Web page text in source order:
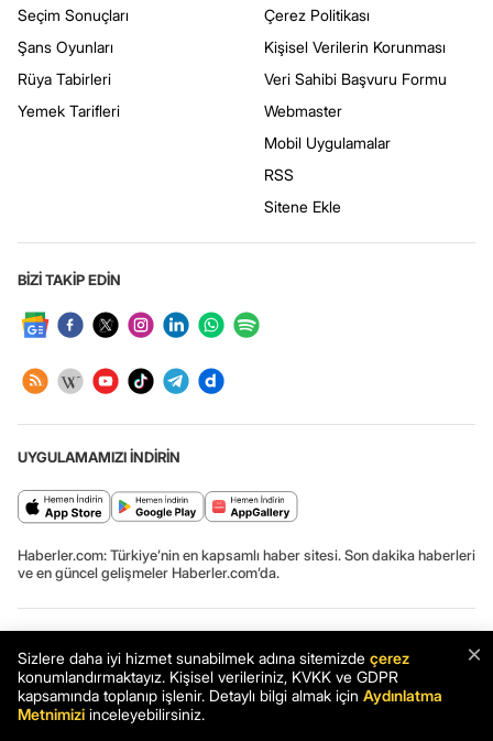
Seçim Sonuçları
Şans Oyunları
Rüya Tabirleri
Yemek Tarifleri
Çerez Politikası
Kişisel Verilerin Korunması
Veri Sahibi Başvuru Formu
Webmaster
Mobil Uygulamalar
RSS
Sitene Ekle
BİZİ TAKİP EDİN
UYGULAMAMIZI İNDİRİN
Haberler.com: Türkiye’nin en kapsamlı haber sitesi. Son dakika haberleri
ve en güncel gelişmeler Haberler.com’da.
Haber: Dijital Benim İşim Sosyal Medya Kampanya Yarışması'nda
final için geri sayım başladı - Haberler
HaberSon DakikaHaberler
×
Sizlere daha iyi hizmet sunabilmek adına sitemizde çerez
konumlandırmaktayız. Kişisel verileriniz, KVKK ve GDPR
kapsamında toplanıp işlenir. Detaylı bilgi almak için Aydınlatma
Metnimizi inceleyebilirsiniz.